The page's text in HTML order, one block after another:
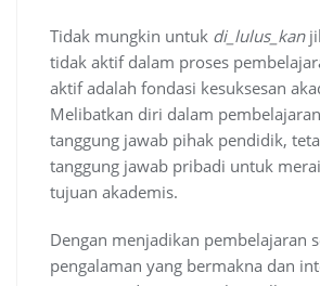
Tidak mungkin untuk di_lulus_kan
tidak aktif dalam proses
aktif adalah fondasi kesuksesan
Melibatkan diri dalam
tanggung jawab pihak pendidik,
tanggung jawab pribadi untuk
tujuan akademis.
Dengan menjadikan pembelajaran
pengalaman yang bermakna dan